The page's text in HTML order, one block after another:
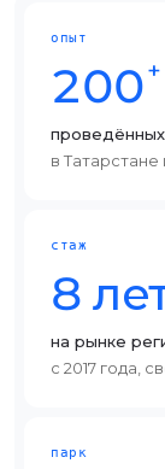
опыт
200+
в
стаж
8
на рынке
с 2017 года,
парк